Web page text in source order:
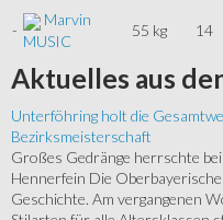
-
Marvin
MUSIC
55 kg 14
Aktuelles aus
Unterföhring holt die
Bezirksmeisterschaft
Großes Gedränge herrschte
Hennerfein Die
Geschichte. Am vergangenen